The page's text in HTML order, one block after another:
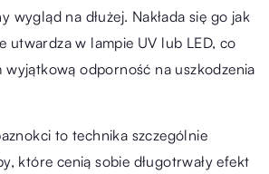
wygląd na dłużej. Nakłada się go jak
utwardza w lampie UV lub LED, co
wyjątkową odporność na uszkodzenia
to technika szczególnie
które cenią sobie długotrwały efekt